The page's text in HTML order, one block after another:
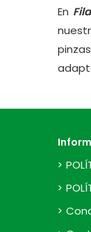
En